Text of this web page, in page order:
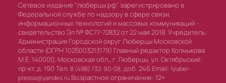
Сетевое издание "люберцы.рф" зарегистрировано в
Федеральной службе по надзору в сфере связи,
информационных технологий и массовых коммуникаций -
свидетельство Эл № ФС77-72832 от 22 мая 2018. Учредитель:
Администрация Городской округ Люберцы Московской
области (ОГРН 1025003213179) Главный редактор Колмыкова
М.Е. 140000, Московская обл., г. Люберцы, ул. Октябрьский
пр-кт, д. 190 Тел. 8 (498) 732-80-08, доб. 246 Email: lyuber-
pressa@yandex.ru Возрастное ограничение: 12+